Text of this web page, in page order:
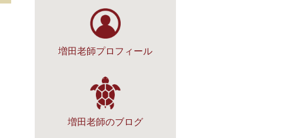
増田老師プロフィール
増田老師のブログ